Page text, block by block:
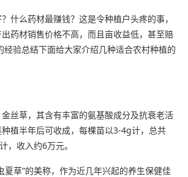
什么药材最赚钱？这是令种植户头疼的事，
药材销售价格不高，而且亩收益低，甚至赔
经验总结下面给大家介绍几种适合农村种植的
丝草，其含有丰富的氨基酸成分及抗衰老活
植半年后可收成，每棵苗以3-4g计，总共
，收入约6万元。
夏草”的美称，作为近几年兴起的养生保健佳